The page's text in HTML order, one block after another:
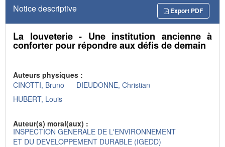
Notice descriptive Export PDF
La louveterie - Une institution ancienne à
conforter pour répondre aux défis de demain
Auteurs physiques :
CINOTTI, Bruno
DIEUDONNE, Christian
HUBERT, Louis
Auteur(s) moral(aux) :
INSPECTION GENERALE DE L'ENVIRONNEMENT
ET DU DEVELOPPEMENT DURABLE (IGEDD)